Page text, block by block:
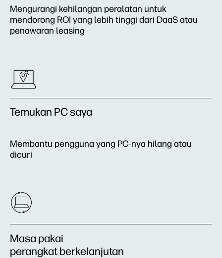
Mengurangi kehilangan peralatan untuk
mendorong ROI yang lebih tinggi dari DaaS atau
penawaran leasing
Temukan PC saya
Membantu pengguna yang PC-nya hilang atau
dicuri
Masa pakai
perangkat berkelanjutan